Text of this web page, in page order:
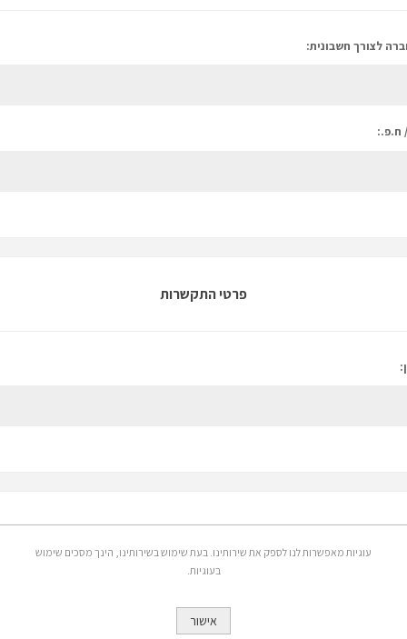
לצורך חשבונית:
ח.פ.:
פרטי התקשרות
אפשרויות
אימייל:
לקבלת הנחות, מבצעים ומידע על פריטים חדשים באתר
עוגיות מאפשרות לנו לספק את שירותינו. בעת שימוש בשירותינו, הינך מסכים שימוש
בעוגיות.
אישור